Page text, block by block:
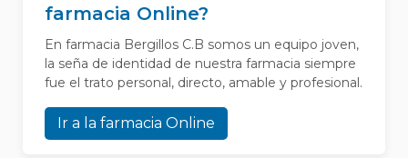
farmacia Online?
En farmacia Bergillos C.B somos un equipo joven,
la seña de identidad de nuestra farmacia siempre
fue el trato personal, directo, amable y profesional.
Ir a la farmacia Online